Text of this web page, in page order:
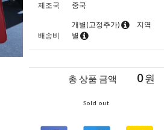
제조국 중국
배송비
개별(고정추가)
지역
별
총 상품 금액 0원
Sold out